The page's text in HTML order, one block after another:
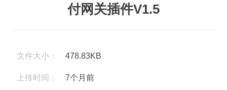
付网关插件V1.5
文件大小： 478.83KB
上传时间： 7个月前